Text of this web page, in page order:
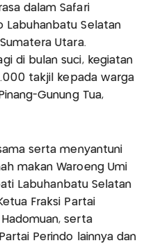
dalam Safari
Labuhanbatu Selatan
Utara.
di bulan suci, kegiatan
takjil kepada warga
Gunung Tua,
serta menyantuni
makan Waroeng Umi
Labuhanbatu Selatan
Fraksi Partai
serta
Perindo lainnya dan